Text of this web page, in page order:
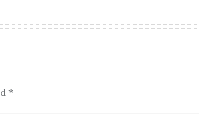
*